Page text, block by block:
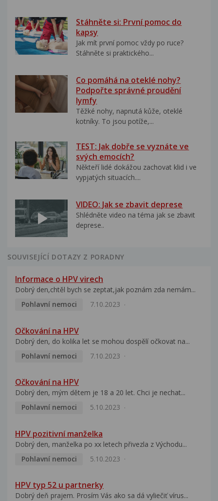
Stáhněte si: První pomoc do
kapsy
Jak mít první pomoc vždy po ruce?
Stáhněte si praktického...
Co pomáhá na oteklé nohy?
Podpořte správné proudění
lymfy
Těžké nohy, napnutá kůže, oteklé
kotníky. To jsou potíže,...
TEST: Jak dobře se vyznáte ve
svých emocích?
Někteří lidé dokážou zachovat klid i ve
vypjatých situacích....
VIDEO: Jak se zbavit deprese
Shlédněte video na téma jak se zbavit
deprese..
SOUVISEJÍCÍ DOTAZY Z PORADNY
Informace o HPV virech
Dobrý den,chtěl bych se zeptat,jak poznám zda nemám...
Pohlavní nemoci
7.10.2023
Očkování na HPV
Dobrý den, do kolika let se mohou dospělí očkovat na...
Pohlavní nemoci
7.10.2023
Očkování na HPV
Dobrý den, mým dětem je 18 a 20 let. Chci je nechat...
Pohlavní nemoci
5.10.2023
HPV pozitivní manželka
Dobrý den, manželka po xx letech přivezla z Východu...
Pohlavní nemoci
5.10.2023
HPV typ 52 u partnerky
Dobrý deň prajem. Prosím Vás ako sa dá vyliečiť vírus...